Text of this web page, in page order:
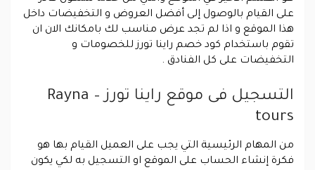
على القيام بالوصول إلى أفضل العروض و التخفيضات داخل
هذا الموقع و اذا لم تجد عرض مناسب لك بامكانك الان ان
تقوم باستخدام كود خصم راينا تورز للخصومات و
التخفيضات على كل الفنادق .
التسجيل فى موقع راينا تورز – Rayna
tours
من المهام الرئيسية التي يجب على العميل القيام بها هو
فكرة إنشاء الحساب على الموقع او التسجيل به لكي يكون